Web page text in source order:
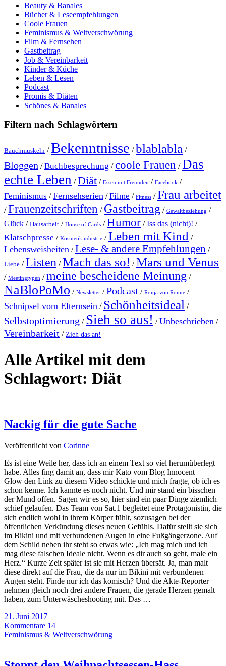
Beauty & Banales
Bücher & Leseempfehlungen
Coole Frauen
Feminismus & Weltverschwörung
Film & Fernsehen
Gastbeitrag
Job & Vereinbarkeit
Kinder & Küche
Leben & Lesen
Podcast
Promis & Diäten
Schönes & Banales
Filtern nach Schlagwörtern
Bauchmuskeln /Bekenntnisse /blablabla /
Bloggen /Buchbesprechung /coole Frauen /Das
echte Leben /Diät / Essen mit Freunden / Facebook /
Feminismus /Fernsehserien /Filme / Fitness /Frau arbeitet
/Frauenzeitschriften / Gastbeitrag / Gewaltbeziehung /
Glück / Hausarbeit / House of Cards /Humor /Iss das (nicht)! /
Klatschpresse / Kosmetikindustrie /Leben mit Kind /
Lebensweisheiten /Lese- & andere Empfehlungen /
Liebe /Listen /Mach das so! /Mars und Venus
/ Meetingtypen /meine bescheidene Meinung /
NaBloPoMo / Newsletter /Podcast / Ronja von Rönne /
Schnipsel vom Elternsein / Schönheitsideal /
Selbstoptimierung / Sieh so aus! /Unbeschrieben /
Vereinbarkeit / Zieh das an!
Alle Artikel mit dem
Schlagwort: Diät
Nackig für die gute Sache
Veröffentlicht von Corinne
Es ist eine Weile her, dass ich an einem Text so viel herumüberlegt
habe. Alles fing damit an, dass mir Kato vom Blog Innocent
Glow den Link zu diesem Video schickte und mich fragte, ob ich es
schon kenne. Ich kannte es noch nicht. Und mir stand ein bisschen
der Mund offen. Sagen wir es so, hier sind ein paar Dinge ziemlich
schief gelaufen. Das Team von Sat.1 begleitet eine Protagonistin, die
sich endlich wohl in ihrem Körper fühlt, sozusagen bei der
öffentlichen Verkündung dieses neuen Gefühls. Dafür stellt sie sich
im Bikini und mit verbundenen Augen in eine Fußgängerzone. Auf
dem Schild neben ihr steht so etwas wie: „Ich mag mich und ich
mag diese falschen Ideale nicht. Wenn es dir auch so geht, male ein
Herz.“ Kurze Zeit später ist sie mit Herzen übersät. Ja, man malt
diese direkt auf die Frau, die da nur im Bikini mit verbundenen
Augen steht. Finde nur ich das komisch? Und die Akte-Reporter
nehmen gleich noch drei andere Frauen, die gerade Herzen gemalt
haben, zum Unterwäscheshooting mit. Das …
21. Juni 2017
Kommentare 14
Feminismus & Weltverschwörung